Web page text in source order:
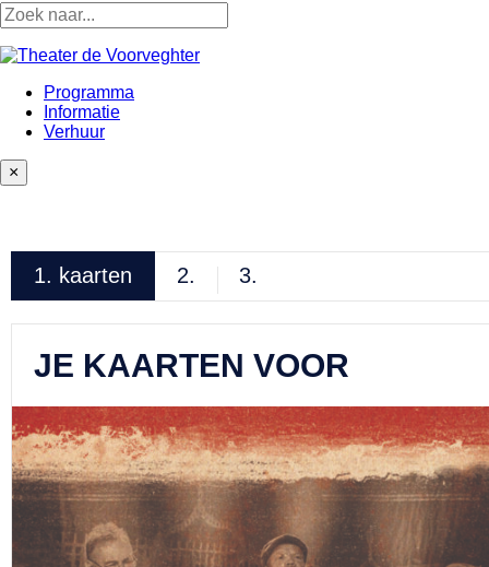
Programma
Informatie
Verhuur
×
1. kaarten 2. 3.
JE KAARTEN VOOR